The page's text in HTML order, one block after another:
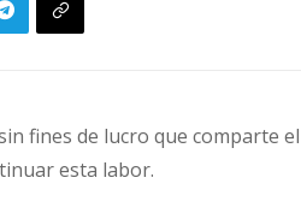
fines de lucro que comparte
esta labor.